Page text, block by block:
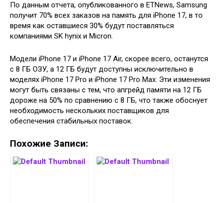
По данным отчета, опубликованного в ETNews, Samsung
получит 70% всех заказов на память для iPhone 17, в то
время как оставшиеся 30% будут поставляться
компаниями SK hynix и Micron.
Модели iPhone 17 и iPhone 17 Air, скорее всего, останутся
с 8 ГБ ОЗУ, а 12 ГБ будут доступны исключительно в
моделях iPhone 17 Pro и iPhone 17 Pro Max. Эти изменения
могут быть связаны с тем, что апгрейд памяти на 12 ГБ
дороже на 50% по сравнению с 8 ГБ, что также обоснует
необходимость нескольких поставщиков для
обеспечения стабильных поставок.
Похожие Записи: